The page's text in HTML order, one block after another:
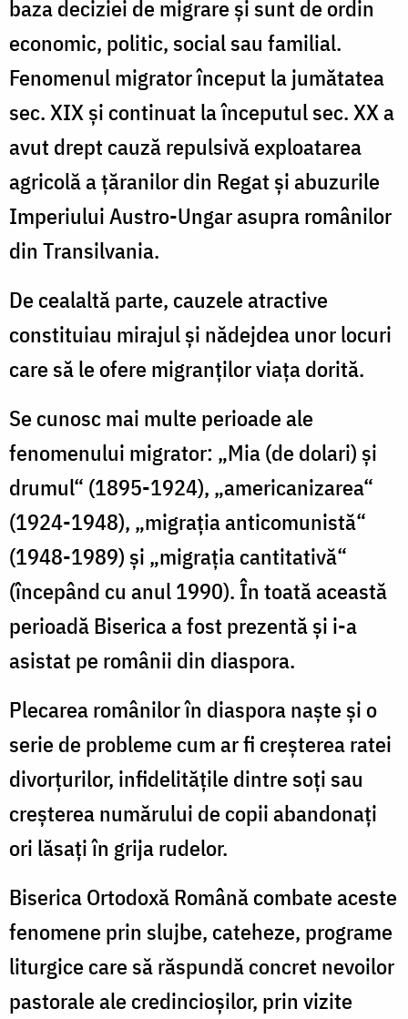
baza deciziei de migrare şi sunt de ordin
economic, politic, social sau familial.
Fenomenul migrator început la jumătatea
sec. XIX şi continuat la începutul sec. XX a
avut drept cauză repulsivă exploatarea
agricolă a ţăranilor din Regat şi abuzurile
Imperiului Austro-Ungar asupra românilor
din Transilvania.
De cealaltă parte, cauzele atractive
constituiau mirajul şi nădejdea unor locuri
care să le ofere migranţilor viaţa dorită.
Se cunosc mai multe perioade ale
fenomenului migrator: „Mia (de dolari) şi
drumul“ (1895-1924), „americanizarea“
(1924-1948), „migraţia anticomunistă“
(1948-1989) şi „migraţia cantitativă“
(începând cu anul 1990). În toată această
perioadă Biserica a fost prezentă şi i-a
asistat pe românii din diaspora.
Plecarea românilor în diaspora naşte şi o
serie de probleme cum ar fi creşterea ratei
divorţurilor, infidelităţile dintre soţi sau
creşterea numărului de copii abandonaţi
ori lăsaţi în grija rudelor.
Biserica Ortodoxă Română combate aceste
fenomene prin slujbe, cateheze, programe
liturgice care să răspundă concret nevoilor
pastorale ale credincioşilor, prin vizite